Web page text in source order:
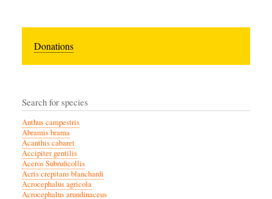
Donations
Search for species
Anthus campestris
Abramis brama
Acanthis cabaret
Accipiter gentilis
Aceros Subruficollis
Acris crepitans blanchardi
Acrocephalus agricola
Acrocephalus arundinaceus